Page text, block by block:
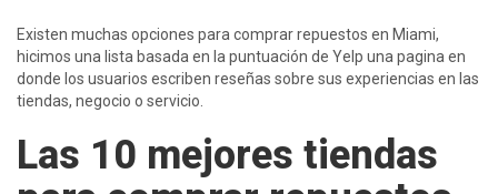
Existen muchas opciones para comprar repuestos en Miami,
hicimos una lista basada en la puntuación de Yelp una pagina en
donde los usuarios escriben reseñas sobre sus experiencias en las
tiendas, negocio o servicio.
Las 10 mejores tiendas